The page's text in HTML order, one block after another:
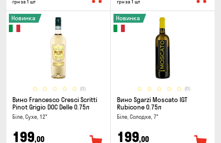
грн за 1 шт грн за 1 шт
(0)
Новинка
Вино Francesco Cresci Scritti
Pinot Grigio DOC Delle 0.75л
Біле, Сухе, 12°
199,00
(0)
Новинка
Вино Sgarzi Moscato IGT
Rubicone 0.75л
Біле, Солодке, 7°
199,00